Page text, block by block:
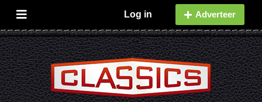
Log in Adverteer